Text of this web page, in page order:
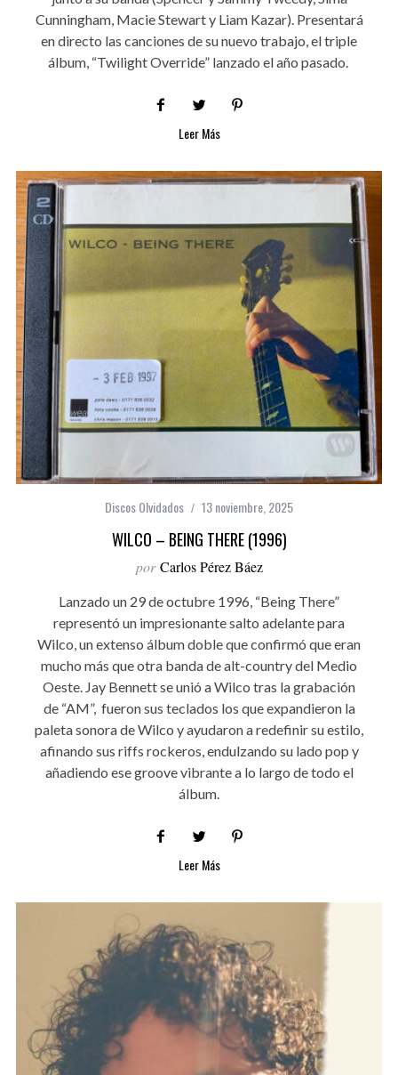
Cunningham, Macie Stewart y Liam Kazar). Presentará
en directo las canciones de su nuevo trabajo, el triple
álbum, “Twilight Override” lanzado el año pasado.
Leer Más
Discos Olvidados 13 noviembre, 2025
WILCO – BEING THERE (1996)
por Carlos Pérez Báez
Lanzado un 29 de octubre 1996, “Being There”
representó un impresionante salto adelante para
Wilco, un extenso álbum doble que confirmó que eran
mucho más que otra banda de alt-country del Medio
Oeste. Jay Bennett se unió a Wilco tras la grabación
de “AM”, fueron sus teclados los que expandieron la
paleta sonora de Wilco y ayudaron a redefinir su estilo,
afinando sus riffs rockeros, endulzando su lado pop y
añadiendo ese groove vibrante a lo largo de todo el
álbum.
Leer Más